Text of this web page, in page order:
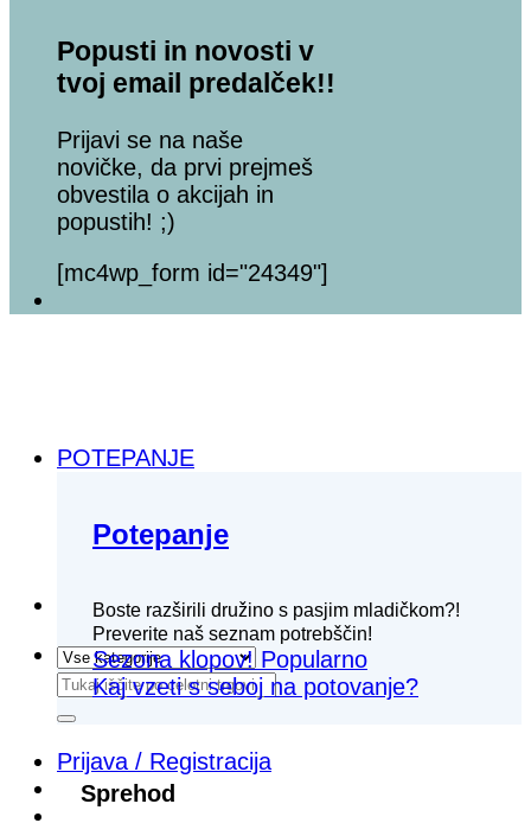
Popusti in novosti v
tvoj email predalček!!
Prijavi se na naše
novičke, da prvi prejmeš
obvestila o akcijah in
popustih! ;)
[mc4wp_form id="24349"]
Išči:
Prijava / Registracija
POTEPANJE
Potepanje
Boste razširili družino s pasjim mladičkom?!
Preverite naš seznam potrebščin!
Sezona klopov!
Kaj vzeti s seboj na potovanje?
Sprehod